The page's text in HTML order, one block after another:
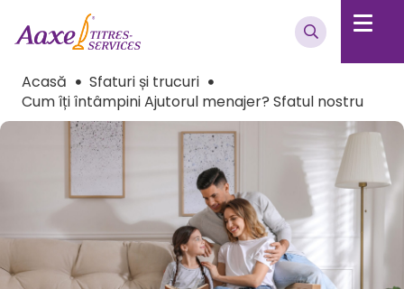
Acasă
Sfaturi și trucuri
Cum îți întâmpini Ajutorul menajer? Sfatul nostru